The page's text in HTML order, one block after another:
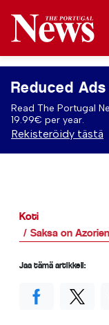
Reduced
Read The Portugal
19.99€ per year.
Rekisteröidy tästä
Koti
Saksa on
Jaa tämä artikkeli: